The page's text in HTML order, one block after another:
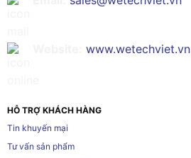
www.wetechviet.vn
HỖ TRỢ KHÁCH HÀNG
Tin khuyến mại
Tư vấn sản phẩm